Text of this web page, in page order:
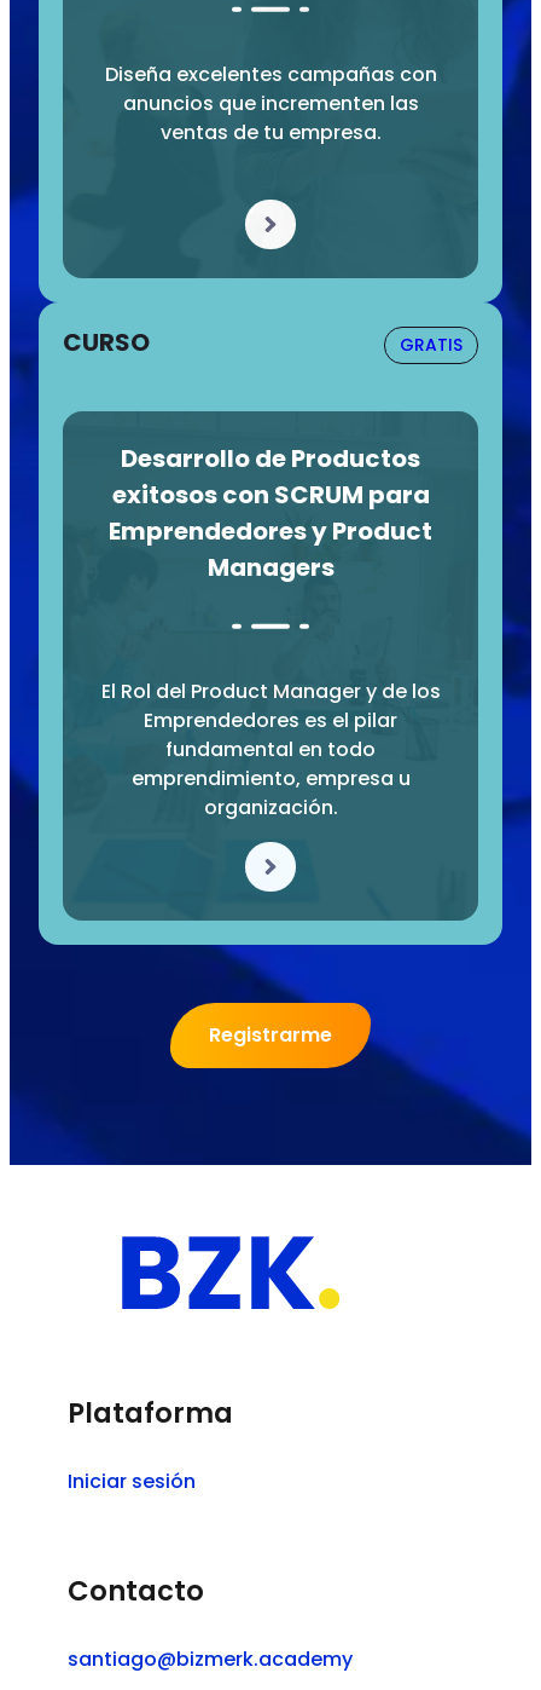
Diseña excelentes campañas con
anuncios que incrementen las
ventas de tu empresa.
CURSO GRATIS
Desarrollo de Productos
exitosos con SCRUM para
Emprendedores y Product
Managers
El Rol del Product Manager y de los
Emprendedores es el pilar
fundamental en todo
emprendimiento, empresa u
organización.
Registrarme
Plataforma
Iniciar sesión
Contacto
santiago@bizmerk.academy